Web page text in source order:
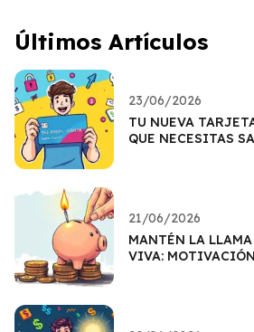
Últimos Artículos
23/06/2026
TU NUEVA
QUE NECESITAS
21/06/2026
MANTÉN LA
VIVA: